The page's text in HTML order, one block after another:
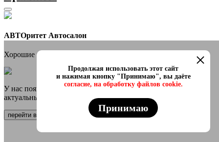
АВТОритет Автосалон
Хорошие новости
У нас появился онлайн каталог в телеграмм Самые свежие и
актуальные авто переходи
перейти в канал
Продолжая использовать этот сайт
и нажимая кнопку "Принимаю", вы даёте
согласие, на обработку файлов cookie.
Принимаю